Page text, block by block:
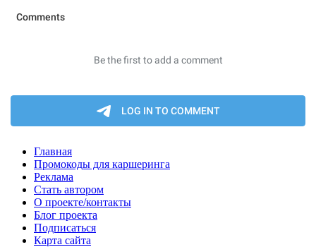
Главная
Промокоды для каршеринга
Реклама
Стать автором
О проекте/контакты
Блог проекта
Подписаться
Карта сайта